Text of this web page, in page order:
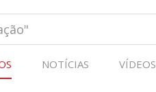
NOTÍCIAS VÍDEOS